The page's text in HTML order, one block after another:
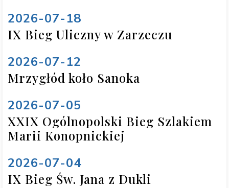
2026-07-18
IX Bieg Uliczny w Zarzeczu
2026-07-12
Mrzygłód koło Sanoka
2026-07-05
XXIX Ogólnopolski Bieg Szlakiem
Marii Konopnickiej
2026-07-04
IX Bieg Św. Jana z Dukli